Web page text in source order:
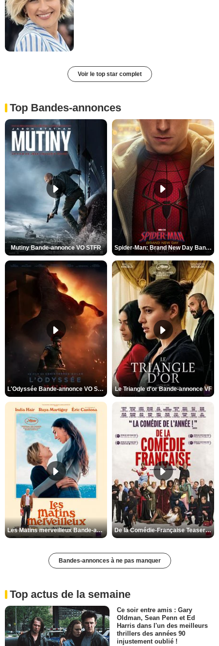
Voir le top star complet
Top Bandes-annonces
Mutiny Bande-annonce VO STFR Spider-Man: Brand New Day Bande-annonce VO STFR
L'Odyssée Bande-annonce VO STFR Le Triangle d'or Bande-annonce VF
Les Matins merveilleux Bande-annonce VF De la Comédie-Française Teaser VF
Bandes-annonces à ne pas manquer
Top actus de la semaine
Ce soir entre amis : Gary
Oldman, Sean Penn et Ed
Harris dans l'un des meilleurs
thrillers des années 90
injustement oublié !